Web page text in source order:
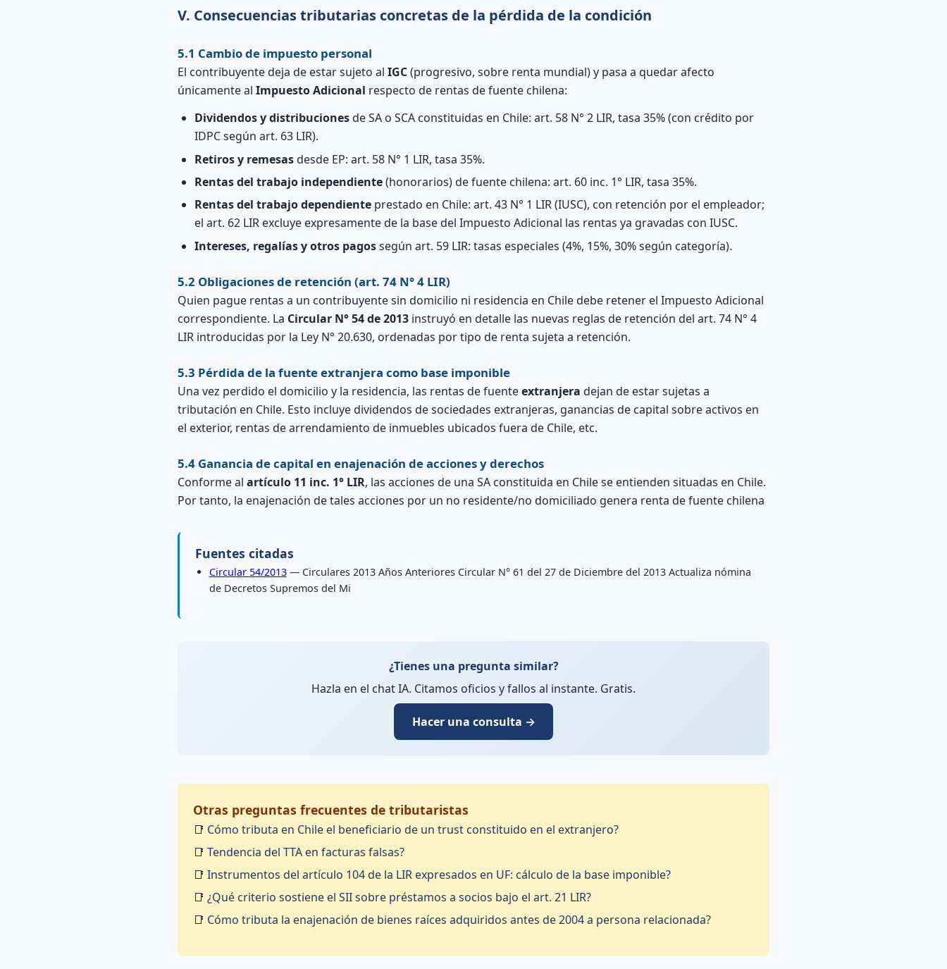
V. Consecuencias tributarias concretas de la pérdida de la condición
5.1 Cambio de impuesto personal
El contribuyente deja de estar sujeto al IGC(progresivo, sobre renta mundial) y pasa a quedar afecto
únicamente al Impuesto Adicional respecto de rentas de fuente chilena:
Dividendos y distribucionesde SA o SCA constituidas en Chile: art. 58 N° 2 LIR, tasa 35% (con crédito por
IDPC según art. 63 LIR).
Retiros y remesasdesde EP: art. 58 N° 1 LIR, tasa 35%.
Rentas del trabajo independiente(honorarios) de fuente chilena: art. 60 inc. 1° LIR, tasa 35%.
Rentas del trabajo dependiente prestado en Chile: art. 43 N° 1 LIR (IUSC), con retención por el empleador;
el art. 62 LIR excluye expresamente de la base del Impuesto Adicional las rentas ya gravadas con IUSC.
Intereses, regalías y otros pagossegún art. 59 LIR: tasas especiales (4%, 15%, 30% según categoría).
5.2 Obligaciones de retención (art. 74 N° 4 LIR)
Quien pague rentas a un contribuyente sin domicilio ni residencia en Chile debe retener el Impuesto Adicional
correspondiente. La Circular N° 54 de 2013 instruyó en detalle las nuevas reglas de retención del art. 74 N° 4
LIR introducidas por la Ley N° 20.630, ordenadas por tipo de renta sujeta a retención.
5.3 Pérdida de la fuente extranjera como base imponible
Una vez perdido el domicilio y la residencia, las rentas de fuenteextranjera dejan de estar sujetas a
tributación en Chile. Esto incluye dividendos de sociedades extranjeras, ganancias de capital sobre activos en
el exterior, rentas de arrendamiento de inmuebles ubicados fuera de Chile, etc.
5.4 Ganancia de capital en enajenación de acciones y derechos
Conforme al artículo 11 inc. 1° LIR, las acciones de una SA constituida en Chile se entienden situadas en Chile.
Por tanto, la enajenación de tales acciones por un no residente/no domiciliado genera renta de fuente chilena
Fuentes citadas
Circular 54/2013— Circulares 2013 Años Anteriores Circular N° 61 del 27 de Diciembre del 2013 Actualiza nómina
de Decretos Supremos del Mi
¿Tienes una pregunta similar?
Hazla en el chat IA. Citamos oficios y fallos al instante. Gratis.
Hacer una consulta →
Otras preguntas frecuentes de tributaristas
📑 Cómo tributa en Chile el beneficiario de un trust constituido en el extranjero?
📑Tendencia del TTA en facturas falsas?
📑Instrumentos del artículo 104 de la LIR expresados en UF: cálculo de la base imponible?
📑¿Qué criterio sostiene el SII sobre préstamos a socios bajo el art. 21 LIR?
📑 Cómo tributa la enajenación de bienes raíces adquiridos antes de 2004 a persona relacionada?